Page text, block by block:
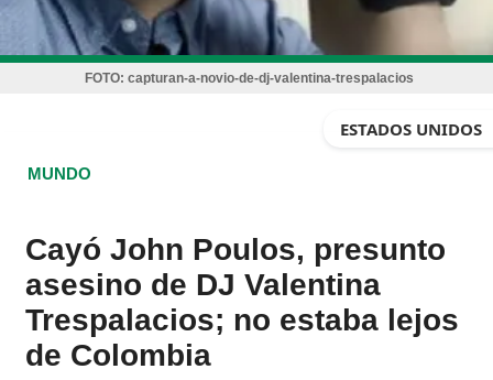
FOTO: capturan-a-novio-de-dj-valentina-trespalacios
ESTADOS UNIDOS
MUNDO
Cayó John Poulos, presunto
asesino de DJ Valentina
Trespalacios; no estaba lejos
de Colombia